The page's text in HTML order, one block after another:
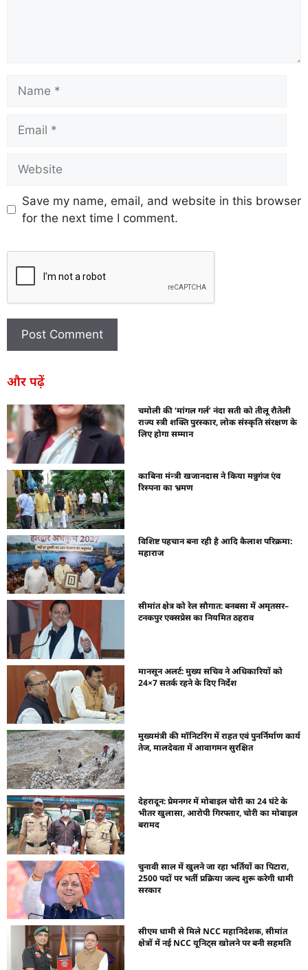
Save my name, email, and website in this browser
for the next time I comment.
और पढ़ें
चमोली की ‘मांगल गर्ल’ नंदा सती को तीलू रौतेली
राज्य स्त्री शक्ति पुरस्कार, लोक संस्कृति संरक्षण के
लिए होगा सम्मान
काबिना मंन्त्री खजानदास ने किया मन्नुगंज एंव
रिस्पना का भ्रमण
विशिष्ट पहचान बना रही है आदि कैलाश परिक्रमा:
महाराज
सीमांत क्षेत्र को रेल सौगात: बनबसा में अमृतसर–
टनकपुर एक्सप्रेस का नियमित ठहराव
मानसून अलर्ट: मुख्य सचिव ने अधिकारियों को
24×7 सतर्क रहने के दिए निर्देश
मुख्यमंत्री की मॉनिटरिंग में राहत एवं पुनर्निर्माण कार्य
तेज, मालदेवता में आवागमन सुरक्षित
देहरादून: प्रेमनगर में मोबाइल चोरी का 24 घंटे के
भीतर खुलासा, आरोपी गिरफ्तार, चोरी का मोबाइल
बरामद
चुनावी साल में खुलने जा रहा भर्तियों का पिटारा,
2500 पदों पर भर्ती प्रक्रिया जल्द शुरू करेगी धामी
सरकार
सीएम धामी से मिले NCC महानिदेशक, सीमांत
क्षेत्रों में नई NCC यूनिट्स खोलने पर बनी सहमति